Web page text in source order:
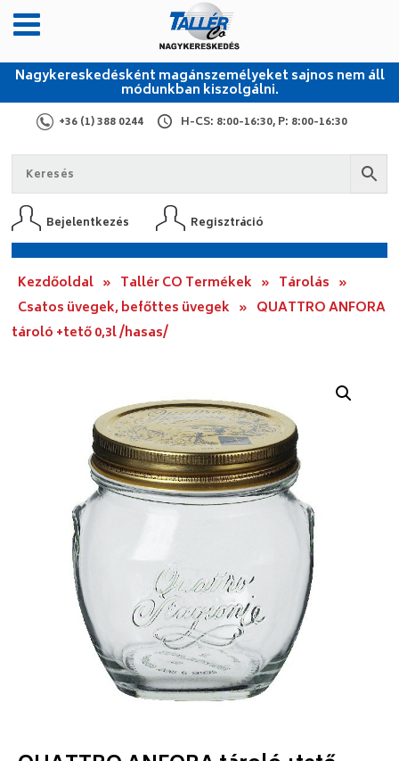
Nagykereskedésként magánszemélyeket sajnos nem áll
módunkban kiszolgálni.
+36 (1) 388 0244 H-CS: 8:00-16:30, P: 8:00-16:30
Bejelentkezés Regisztráció
Kezdőoldal » Tallér CO Termékek » Tárolás »
Csatos üvegek, befőttes üvegek » QUATTRO ANFORA
tároló +tető 0,3l /hasas/